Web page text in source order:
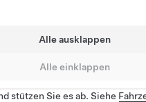
Alle ausklappen
Alle einklappen
stützen Sie es ab. Siehe